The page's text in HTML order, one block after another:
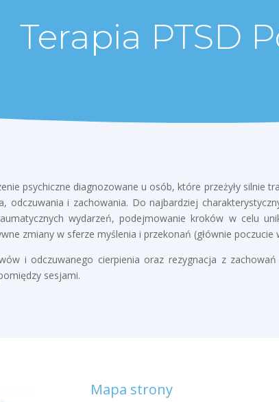
Terapia PTSD
psychiczne diagnozowane u osób, które przeżyły silnie
odczuwania i zachowania. Do najbardziej
wydarzeń, podejmowanie kroków w celu
zmiany w sferze myślenia i przekonań (głównie poczucie
i odczuwanego cierpienia oraz rezygnacja z
sesjami.
Mapa strony